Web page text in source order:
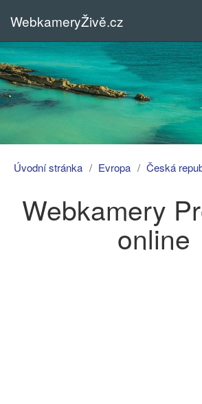
WebkameryŽivě.cz
Úvodní stránka Evropa Česká
Webkamery
online